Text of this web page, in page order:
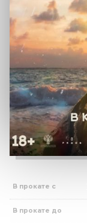
В прокате с
В прокате до